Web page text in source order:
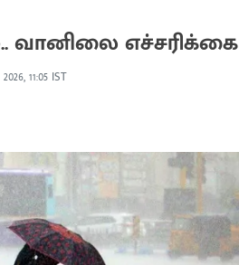
வானிலை எச்சரிக்கை
11:05 IST